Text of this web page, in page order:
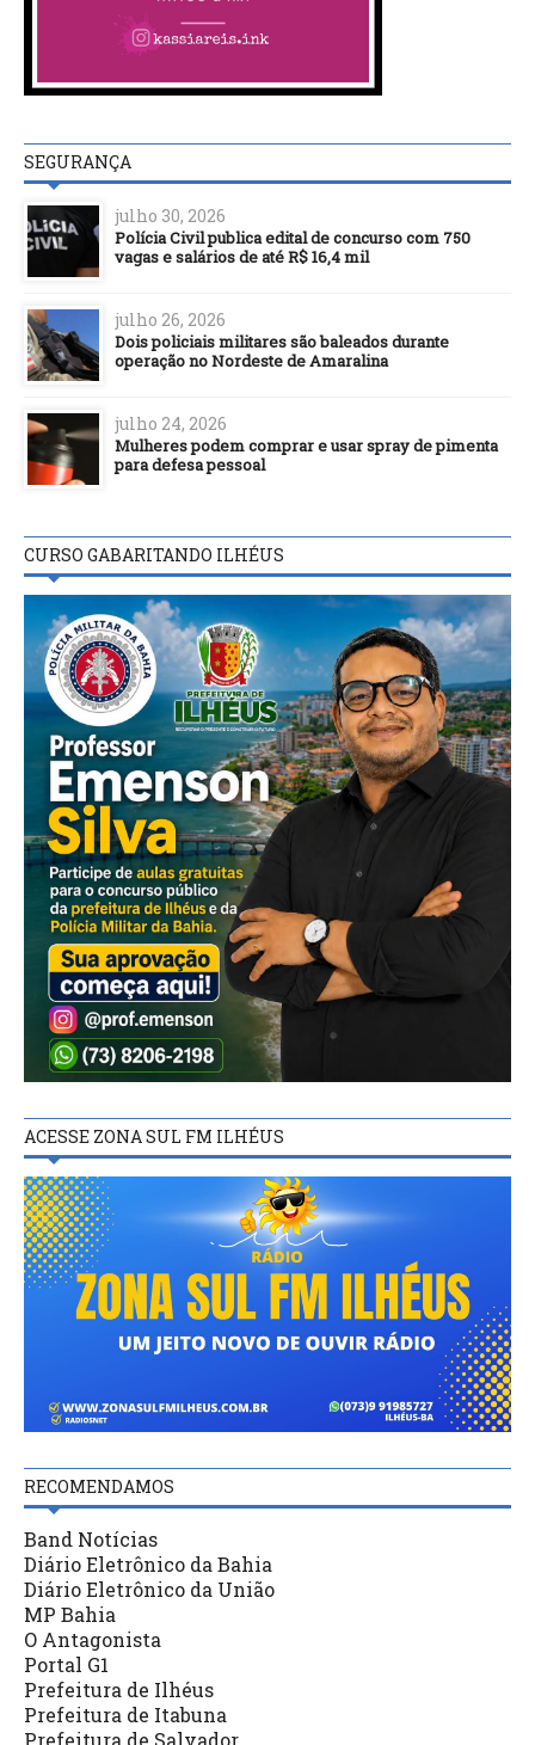
SEGURANÇA
julho 30, 2026
Polícia Civil publica edital de concurso com 750
vagas e salários de até R$ 16,4 mil
julho 26, 2026
Dois policiais militares são baleados durante
operação no Nordeste de Amaralina
julho 24, 2026
Mulheres podem comprar e usar spray de pimenta
para defesa pessoal
CURSO GABARITANDO ILHÉUS
ACESSE ZONA SUL FM ILHÉUS
RECOMENDAMOS
Band Notícias
Diário Eletrônico da Bahia
Diário Eletrônico da União
MP Bahia
O Antagonista
Portal G1
Prefeitura de Ilhéus
Prefeitura de Itabuna
Prefeitura de Salvador